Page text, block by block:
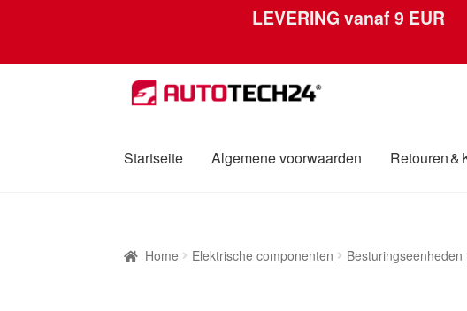
LEVERING vanaf 9 EUR
Ga
door
navigatie
Ga
naar
inhoud
Startseite Algemene voorwaarden Retouren &
Over ons PrivacybeleidWereldwijde verzending
Home Elektrische componenten Besturingseenheden